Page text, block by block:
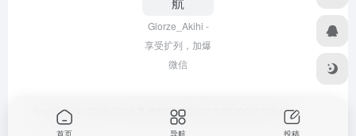
Glorze_Akihi -
享受扩列，加爆
微信
Copyright © 2022-2026 高老四导航 浙ICP备2020045320号-3
首页 导航 投稿